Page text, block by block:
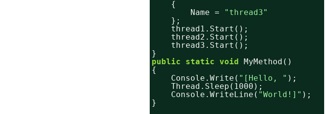
{
Name =
"thread3"
};
thread1.Start();
thread2.Start();
thread3.Start();
}
public
static void MyMethod()
{
Console.Write( "[Hello, " );
Thread.Sleep(1000);
Console.WriteLine( "World!]" );
}